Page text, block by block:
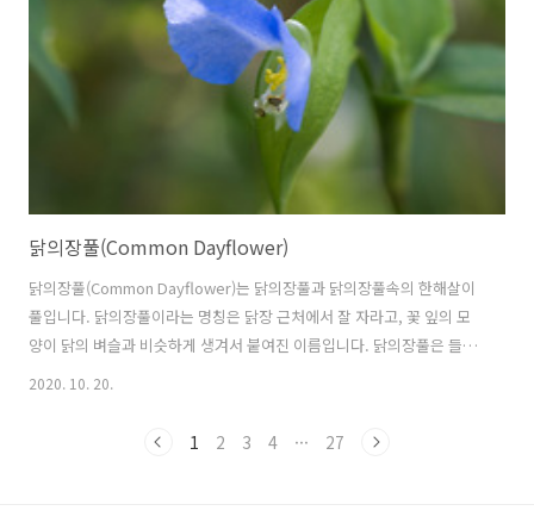
딸기, 먹딸, 먹땡깔, 먹때꽐, 먹땡꼴, 용규(龍葵), 강태, 깜두라지, 고규
(苦葵), 용규자(龍葵子), 흑천과(黑天棵)..
닭의장풀(Common Dayflower)
닭의장풀(Common Dayflower)는 닭의장풀과 닭의장풀속의 한해살이
풀입니다. 닭의장풀이라는 명칭은 닭장 근처에서 잘 자라고, 꽃 잎의 모
양이 닭의 벼슬과 비슷하게 생겨서 붙여진 이름입니다. 닭의장풀은 들,
2020. 10. 20.
1 2 3 4 ··· 27